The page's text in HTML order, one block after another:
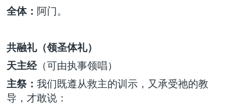
全体： 阿门。
共融礼（领圣体礼）
天主经（可由执事领唱）
主祭： 我们既遵从救主的训示，又承受祂的教
导，才敢说：